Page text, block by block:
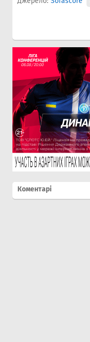
Коментарі